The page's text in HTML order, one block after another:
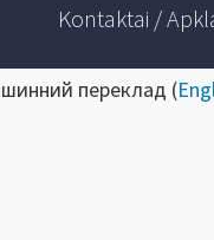
Kontaktai /
переклад (